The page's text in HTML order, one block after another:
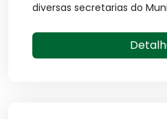
diversas secretarias do